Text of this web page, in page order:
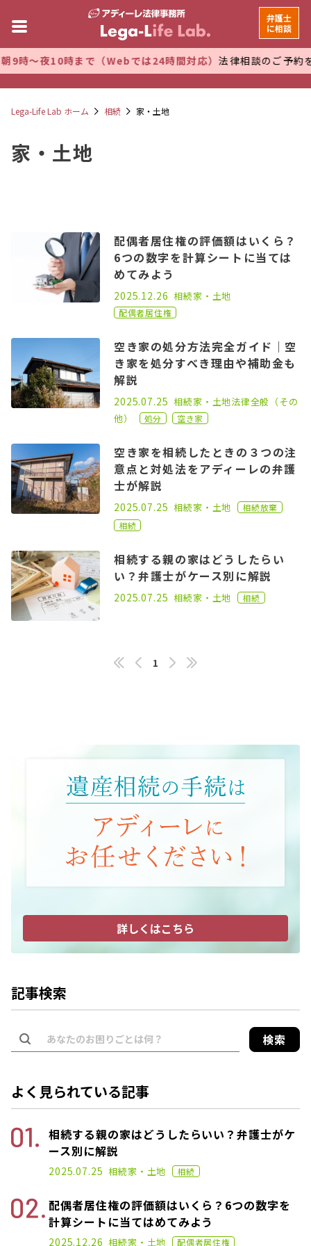
～夜10時まで（Webでは24時間対応）法律相談のご予約を
弁護士
に相談
Lega-Life Lab ホーム 相続 家・土地
家・土地
配偶者居住権の評価額はいくら？
6つの数字を計算シートに当ては
めてみよう
2021.01.25
2025.12.26 相続家・土地
配偶者居住権
空き家の処分方法完全ガイド｜空
き家を処分すべき理由や補助金も
解説
2024.11.22
2025.07.25 相続家・土地法律全般（その
他）
処分 空き家
空き家を相続したときの３つの注
意点と対処法をアディーレの弁護
士が解説
2023.09.28
2025.07.25 相続家・土地
相続放棄
相続
相続する親の家はどうしたらい
い？弁護士がケース別に解説
2023.03.03
2025.07.25 相続家・土地 相続
1
詳しくはこちら
記事検索
検索
よく見られている記事
相続する親の家はどうしたらいい？弁護士がケ
ース別に解説
2023.03.03
2025.07.25 相続家・土地 相続
配偶者居住権の評価額はいくら？6つの数字を
計算シートに当てはめてみよう
2021.01.25
2025.12.26 相続家・土地 配偶者居住権